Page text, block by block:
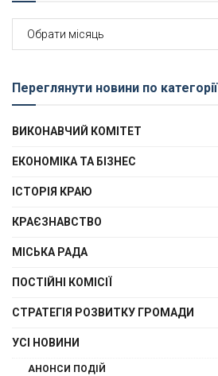
новин
Переглянути новини по категорії
ВИКОНАВЧИЙ КОМІТЕТ
ЕКОНОМІКА ТА БІЗНЕС
ІСТОРІЯ КРАЮ
КРАЄЗНАВСТВО
МІСЬКА РАДА
ПОСТІЙНІ КОМІСІЇ
СТРАТЕГІЯ РОЗВИТКУ ГРОМАДИ
УСІ НОВИНИ
АНОНСИ ПОДІЙ